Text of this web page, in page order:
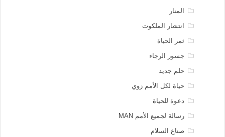
المنار
انتشار الملكوت
ثمر الحياة
جسور الرجاء
حلم جديد
حياة لكل الأمم زوي
دعوة للحياة
رسالة لجميع الأمم MAN
صناع السلام